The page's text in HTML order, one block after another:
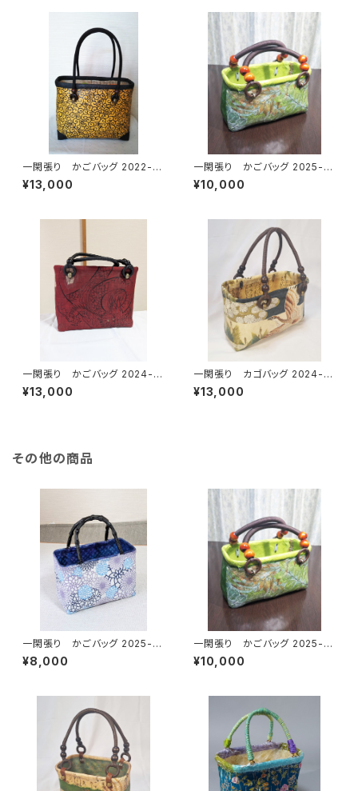
一閑張り かごバッグ 2022-3
黄色唐草
¥13,000
一閑張り かごバッグ 2025-2
小さめグリーン
¥10,000
一閑張り かごバッグ 2024-8
黒地 赤地 両面龍
¥13,000
一閑張り カゴバッグ 2024-10
鷹、菊模様
¥13,000
その他の商品
一閑張り かごバッグ 2025-3
水色花柄
¥8,000
一閑張り かごバッグ 2025-2
小さめグリーン
¥10,000